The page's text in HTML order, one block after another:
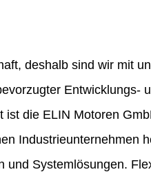
deshalb sind wir mit
Entwicklungs-
ist die ELIN Motoren
Industrieunternehmen
und Systemlösungen.